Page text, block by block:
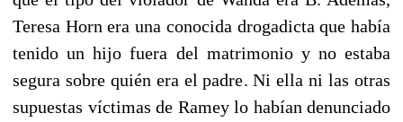
Teresa Horn era una conocida drogadicta que había
tenido un hijo fuera del matrimonio y no estaba
segura sobre quién era el padre. Ni ella ni las otras
supuestas víctimas de Ramey lo habían denunciado